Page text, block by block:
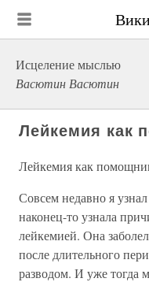
Исцеление мыслью
Васютин Васютин
Лейкемия как
Лейкемия как
Совсем недавно я
наконец-то узнала
лейкемией. Она
после длительного
разводом. И уже тогда